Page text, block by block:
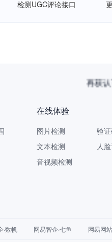
检测UGC评论接口
再获
在线体验
图片检测
文本检测
音视频检测
验
人
·数帆 网易智企·七鱼 网易网